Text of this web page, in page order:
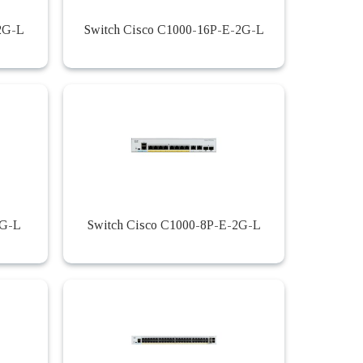
L Switch Cisco C1000-16P-E-2G-L
L Switch Cisco C1000-8P-E-2G-L